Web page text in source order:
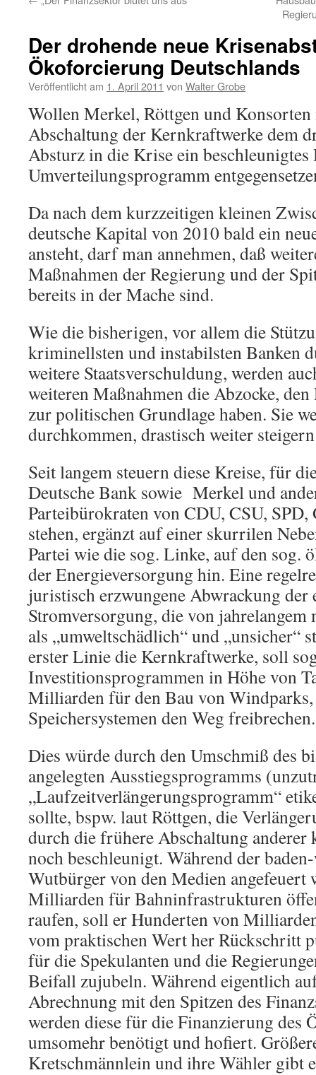
Der drohende neue
Ökoforcierung Deutschlands
Veröffentlicht am 1. April 2011 von Walter Grobe
Wollen Merkel, Röttgen und
Abschaltung der Kernkraftwerke dem
Absturz in die Krise ein beschleunigtes
Umverteilungsprogramm
Da nach dem kurzzeitigen kleinen
deutsche Kapital von 2010 bald ein
ansteht, darf man annehmen, daß
Maßnahmen der Regierung und der
bereits in der Mache sind.
Wie die bisherigen, vor allem die
kriminellsten und instabilsten Banken
weitere Staatsverschuldung, werden
weiteren Maßnahmen die Abzocke,
zur politischen Grundlage haben. Sie
durchkommen, drastisch weiter
Seit langem steuern diese Kreise, für
Deutsche Bank sowie Merkel und
Parteibürokraten von CDU, CSU, SPD,
stehen, ergänzt auf einer skurrilen
Partei wie die sog. Linke, auf den sog.
der Energieversorgung hin. Eine
juristisch erzwungene Abwrackung der
Stromversorgung, die von jahrelangem
als „umweltschädlich“ und „unsicher“
erster Linie die Kernkraftwerke, soll
Investitionsprogrammen in Höhe von
Milliarden für den Bau von
Speichersystemen den Weg freibrechen.
Dies würde durch den Umschmiß des
angelegten Ausstiegsprogramms
„Laufzeitverlängerungsprogramm“
sollte, bspw. laut Röttgen, die
durch die frühere Abschaltung anderer
noch beschleunigt. Während der
Wutbürger von den Medien angefeuert
Milliarden für Bahninfrastrukturen
raufen, soll er Hunderten von
vom praktischen Wert her Rückschritt
für die Spekulanten und die
Beifall zujubeln. Während eigentlich
Abrechnung mit den Spitzen des
werden diese für die Finanzierung des
umsomehr benötigt und hofiert.
Kretschmännlein und ihre Wähler gibt